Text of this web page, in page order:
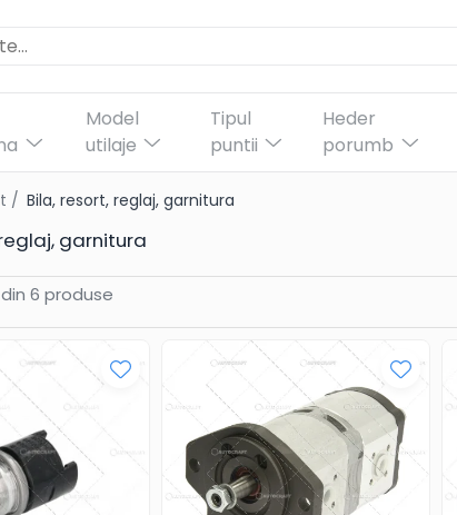
Model
utilaje
Tipul
puntii
Heder
porumb
/ Bila, resort, reglaj, garnitura
garnitura
din 6 produse